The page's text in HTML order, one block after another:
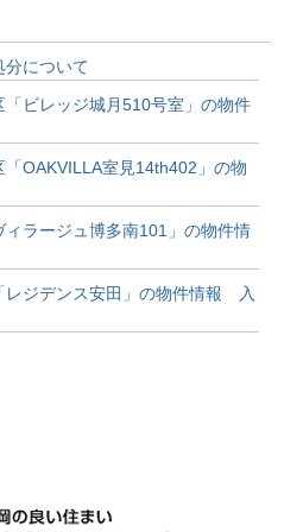
について
ビレッジ城月510号室」の物件
OAKVILLA室見14th402」の物
ラージュ博多南101」の物件情
ジデンス安田」の物件情報 入